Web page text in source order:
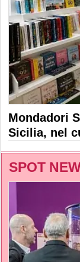
Mondadori
Sicilia, nel
SPOT